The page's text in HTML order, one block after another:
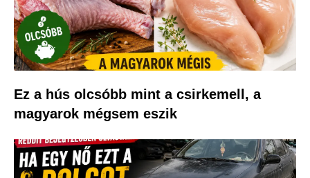
Ez a hús olcsóbb mint a csirkemell, a
magyarok mégsem eszik